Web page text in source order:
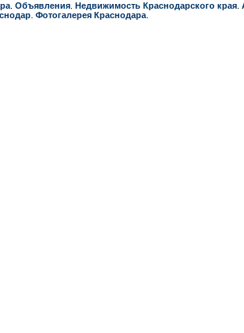
Объявления Недвижимость Краснодарcкого края
Фотогалерея Краснодара